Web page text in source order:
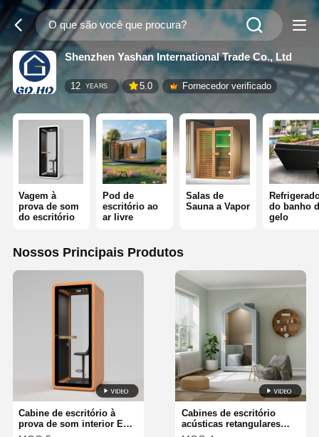
Shenzhen Yashan International Trade Co., Ltd
12 YEARS 5.0 Fornecedor verificado
Vagem à
prova de som
do escritório
Pod de
escritório ao
ar livre
Salas de
Sauna a Vapor
do banho
gelo
Nossos Principais Produtos
Cabine de escritório à
prova de som interior Eco-
friendly com instalação
Cabines de escritório
acústicas retangulares
para casa, à prova de